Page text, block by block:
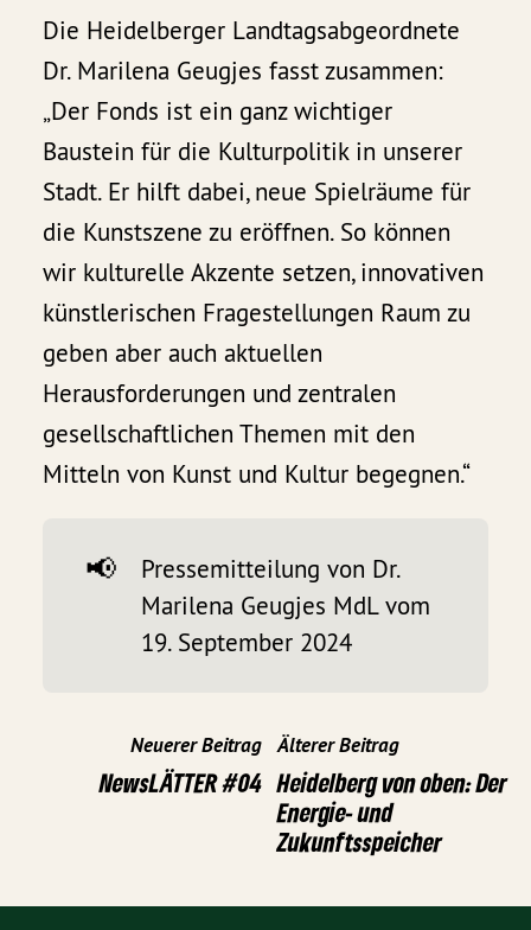
Die Heidelberger Landtagsabgeordnete
Dr. Marilena Geugjes fasst zusammen:
„Der Fonds ist ein ganz wichtiger
Baustein für die Kulturpolitik in unserer
Stadt. Er hilft dabei, neue Spielräume für
die Kunstszene zu eröffnen. So können
wir kulturelle Akzente setzen, innovativen
künstlerischen Fragestellungen Raum zu
geben aber auch aktuellen
Herausforderungen und zentralen
gesellschaftlichen Themen mit den
Mitteln von Kunst und Kultur begegnen.“
📢
Pressemitteilung von Dr.
Marilena Geugjes MdL vom
19. September 2024
Neuerer Beitrag
NewsLÄTTER #04
Älterer Beitrag
Heidelberg von oben: Der
Energie- und
Zukunftsspeicher